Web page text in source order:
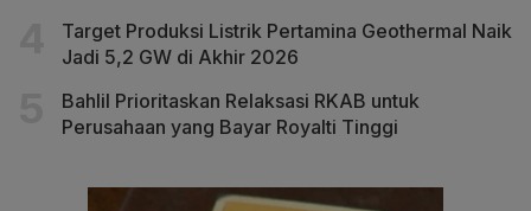
Target Produksi Listrik Pertamina Geothermal Naik
Jadi 5,2 GW di Akhir 2026
Bahlil Prioritaskan Relaksasi RKAB untuk
Perusahaan yang Bayar Royalti Tinggi